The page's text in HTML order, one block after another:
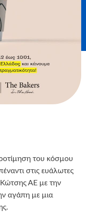
του κόσμου
στις ευάλωτες
Κώτσης ΑΕ με την
αγάπη με μια